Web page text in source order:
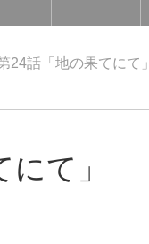
24話「地の果てにて」
て」